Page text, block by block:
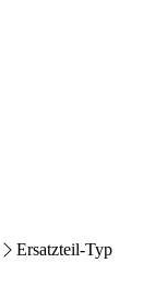
Ersatzteil-Typ